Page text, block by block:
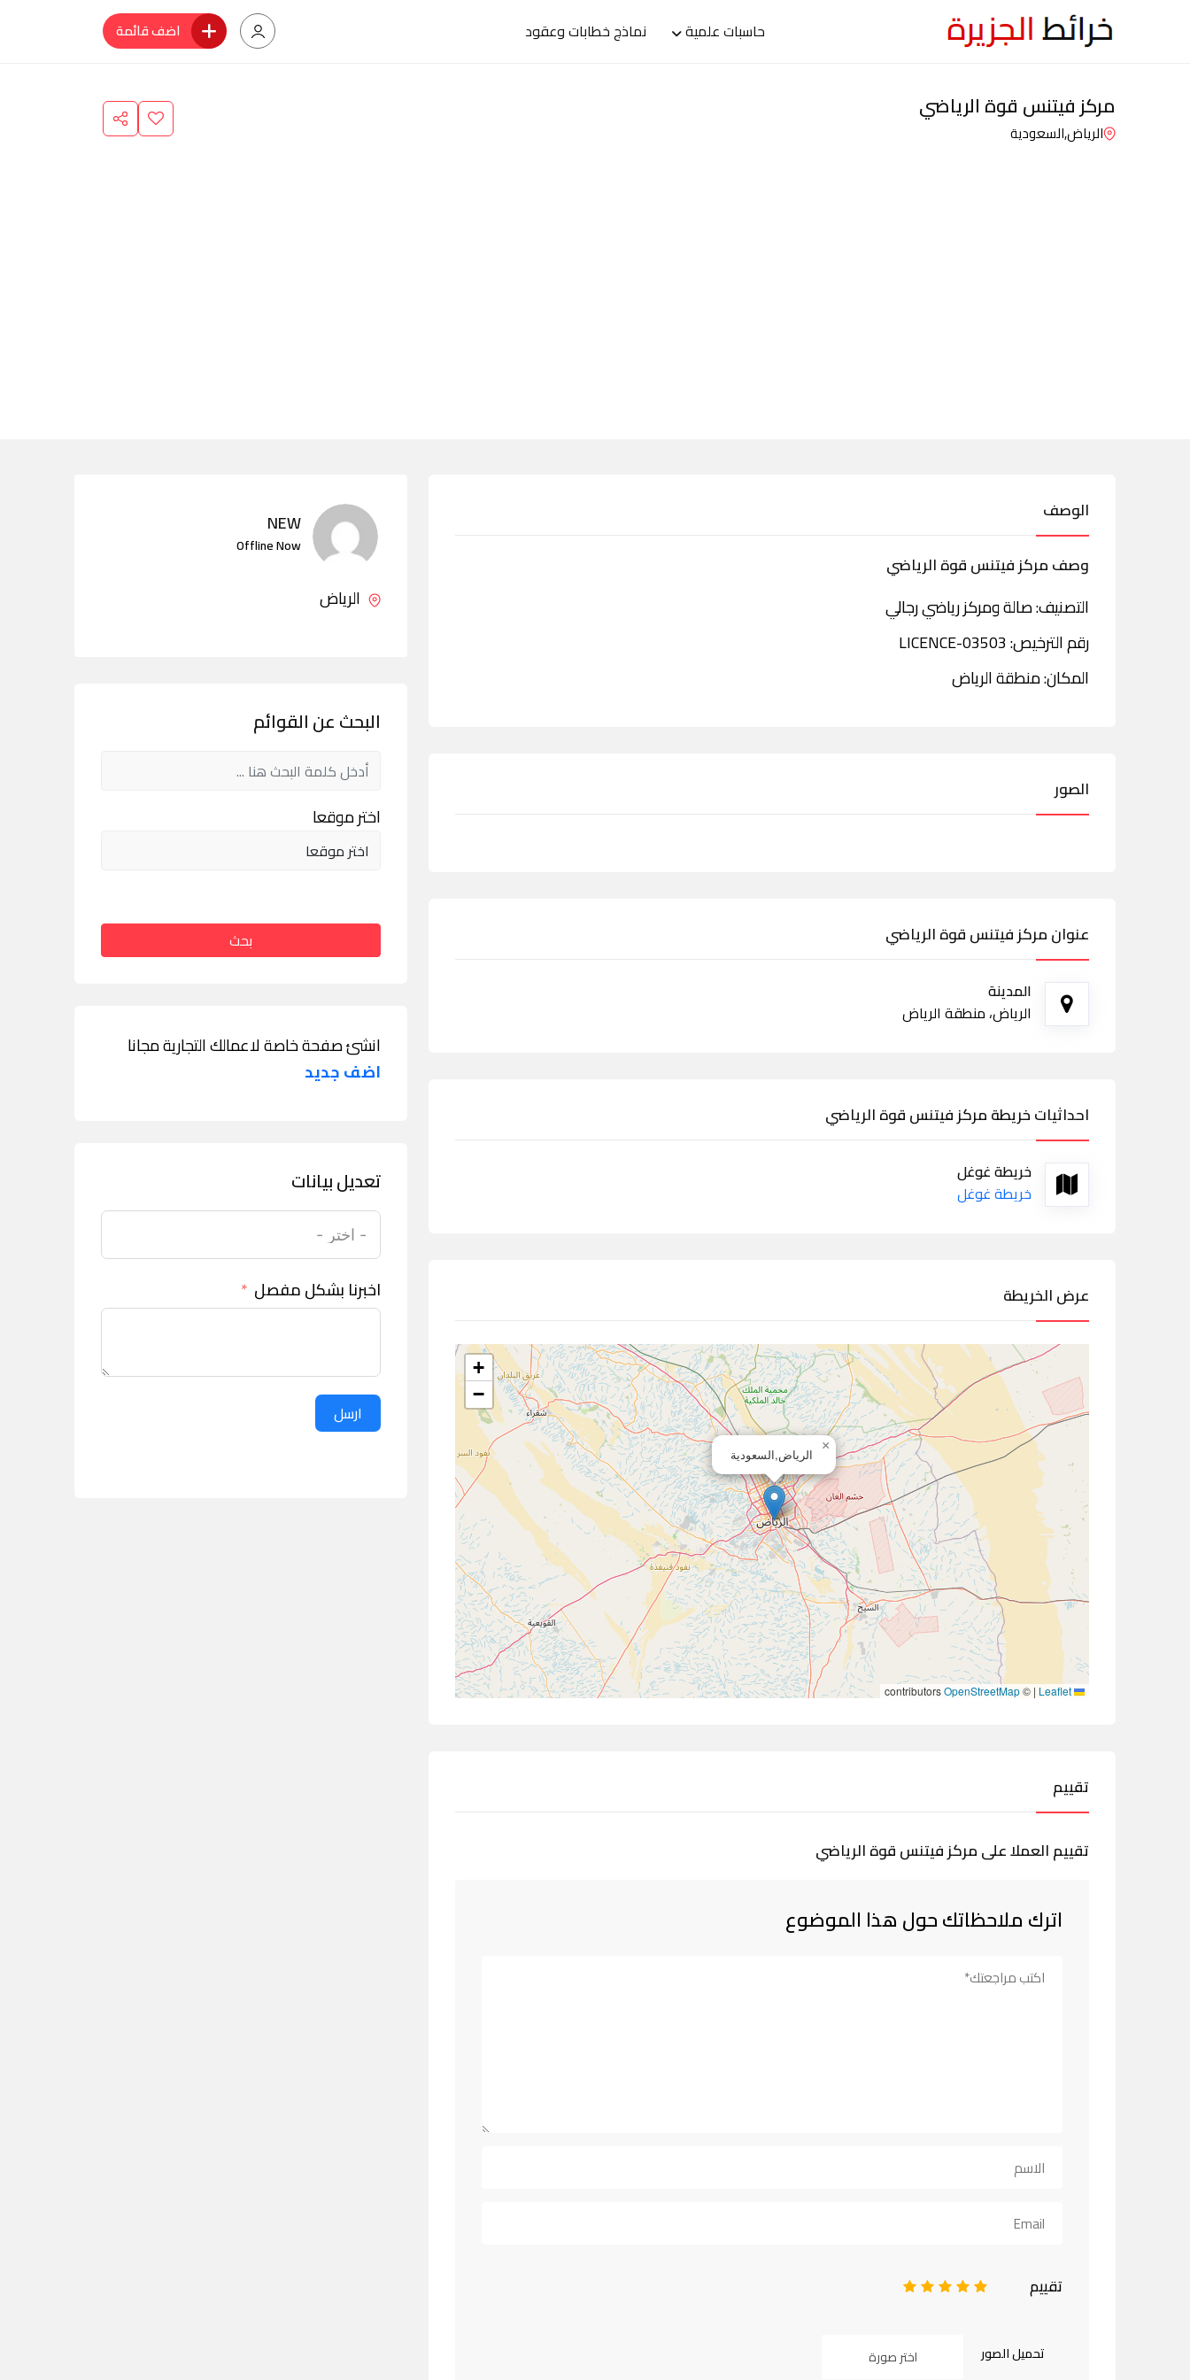
حاسبات علمية نماذج خطابات وعقود اضف قائمة
مركز فيتنس قوة الرياضي
الرياض,السعودية
الوصف
وصف مركز فيتنس قوة الرياضي
التصنيف: صالة ومركز رياضي رجالي
رقم الترخيص: LICENCE-03503
المكان: منطقة الرياض
الصور
عنوان مركز فيتنس قوة الرياضي
المدينة
الرياض، منطقة الرياض
احداثيات خريطة مركز فيتنس قوة الرياضي
خريطة غوغل
خريطة غوغل
عرض الخريطة
الرياض,السعودية
×
+
−
|
©
OpenStreetMap
تقييم
تقييم العملا على مركز فيتنس قوة الرياضي
اترك ملاحظاتك حول هذا الموضوع
تقييم 5
4
3
2
تحميل الصور اختر صورة
NEW
Offline Now
الرياض
البحث عن القوائم
اختر موقعا
بحث
انشئ صفحة خاصة لاعمالك التجارية مجانا
اضف جديد
تعديل بيانات
اخبرنا بشكل مفصل
ارسل